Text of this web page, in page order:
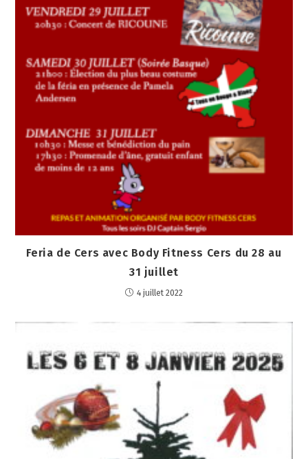
Feria de Cers avec Body Fitness Cers du 28 au
31 juillet
4 juillet 2022